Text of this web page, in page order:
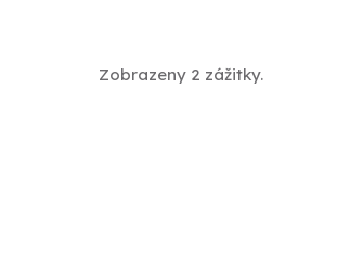
Zobrazeny 2 zážitky.